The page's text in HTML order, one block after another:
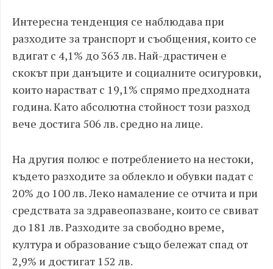
Интересна тенденция се наблюдава при
разходите за транспорт и съобщения, които се
вдигат с 4,1% до 363 лв. Най-драстичен е
скокът при данъците и социалните осигуровки,
които нарастват с 19,1% спрямо предходната
година. Като абсолютна стойност този разход
вече достига 506 лв. средно на лице.
На другия полюс е потреблението на нестоки,
където разходите за облекло и обувки падат с
20% до 100 лв. Леко намаление се отчита и при
средствата за здравеопазване, които се свиват
до 181 лв. Разходите за свободно време,
култура и образование също бележат спад от
2,9% и достигат 152 лв.